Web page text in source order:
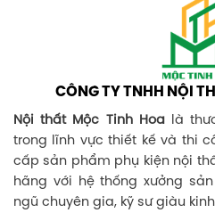
CÔNG TY TNHH NỘI
Nội thất Mộc Tinh Hoalà
trong lĩnh vực thiết kế và thi
cấp sản phẩm phụ kiện nội
hãng với hệ thống xưởng
ngũ chuyên gia, kỹ sư giàu